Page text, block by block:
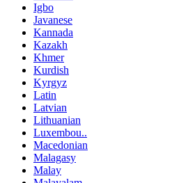
Igbo
Javanese
Kannada
Kazakh
Khmer
Kurdish
Kyrgyz
Latin
Latvian
Lithuanian
Luxembou..
Macedonian
Malagasy
Malay